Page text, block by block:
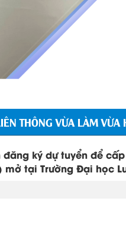
THÔNG VỪA LÀM VỪA
ký dự tuyển để
tại Trường Đại học